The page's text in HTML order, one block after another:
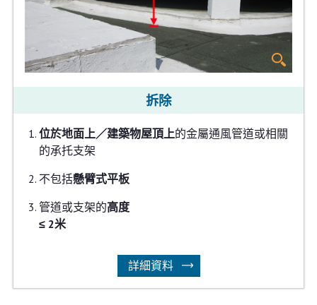
拆除
位於地面上／建築物屋頂上的金屬通風管道或相關
的承托支架
不包括懸臂式平板
管道或支架的高度
≤ 2米
詳細資料